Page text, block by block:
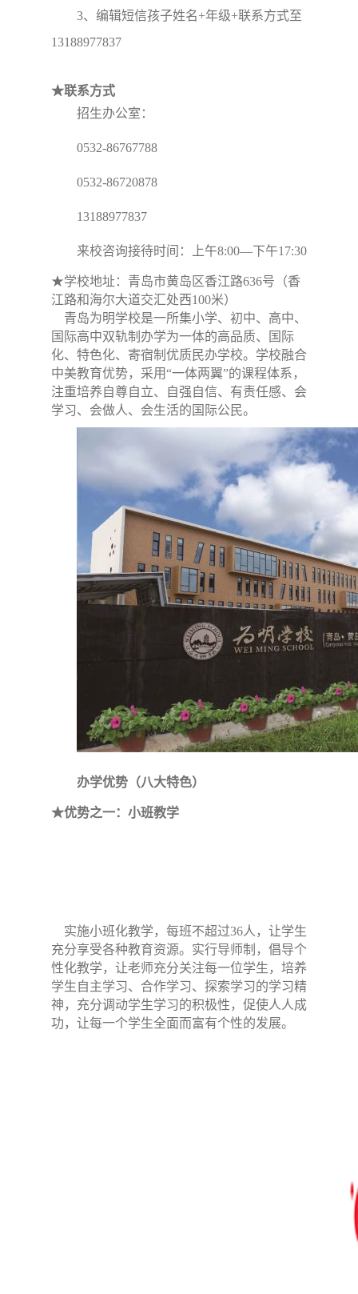
3、编辑短信孩子姓名+年级+联系方式至
13188977837
★联系方式
招生办公室：
0532-86767788
0532-86720878
13188977837
来校咨询接待时间：上午8:00—下午17:30
★学校地址 ：青岛市黄岛区香江路636号（香
江路和海尔大道交汇处西100米）
青岛为明学校是一所集小学、初中、高中、
国际高中双轨制办学为一体的高品质、国际
化、特色化、寄宿制优质民办学校。学校融合
中美教育优势，采用“一体两翼”的课程体系，
注重培养自尊自立、自强自信、有责任感、会
学习、会做人、会生活的国际公民。
办学优势（八大特色）
★优势之一：小班教学
实施小班化教学，每班不超过36人，让学生
充分享受各种教育资源。实行导师制，倡导个
性化教学，让老师充分关注每一位学生，培养
学生自主学习、合作学习、探索学习的学习精
神，充分调动学生学习的积极性，促使人人成
功，让每一个学生全面而富有个性的发展。